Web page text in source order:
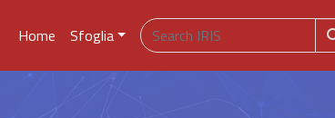
Home Sfoglia